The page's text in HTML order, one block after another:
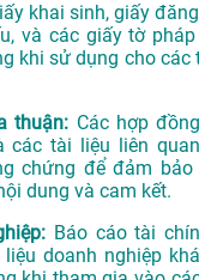
khai sinh, giấy
và các giấy tờ
khi sử dụng cho các
thuận: Các hợp
các tài liệu liên
chứng để đảm bảo
dung và cam kết.
Báo cáo tài
doanh nghiệp